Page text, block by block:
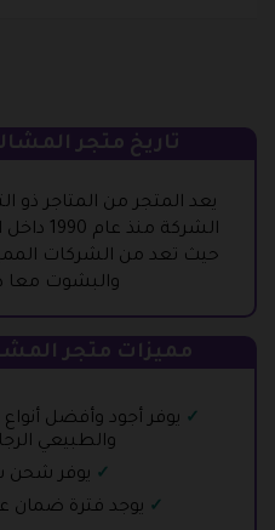
تاريخ متجر
يعد المتجر من المتاجر ذو
الشركة منذ عام 1990 داخل المملكة
حيث تعد من الشركات
والبشوت معا
مميزات متجر
يوفر أجود وأفضل
والطبيعي
يوفر شحن
يوجد فترة ضمان